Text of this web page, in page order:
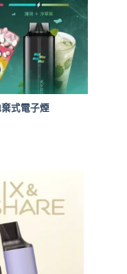
式電子煙